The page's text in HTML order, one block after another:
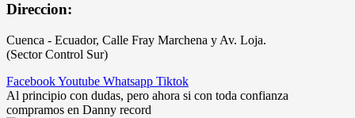
Direccion:
Cuenca - Ecuador, Calle Fray Marchena y Av. Loja.
(Sector Control Sur)
FacebookYoutube Whatsapp Tiktok
Al principio con dudas, pero ahora si con toda confianza
compramos en Danny record